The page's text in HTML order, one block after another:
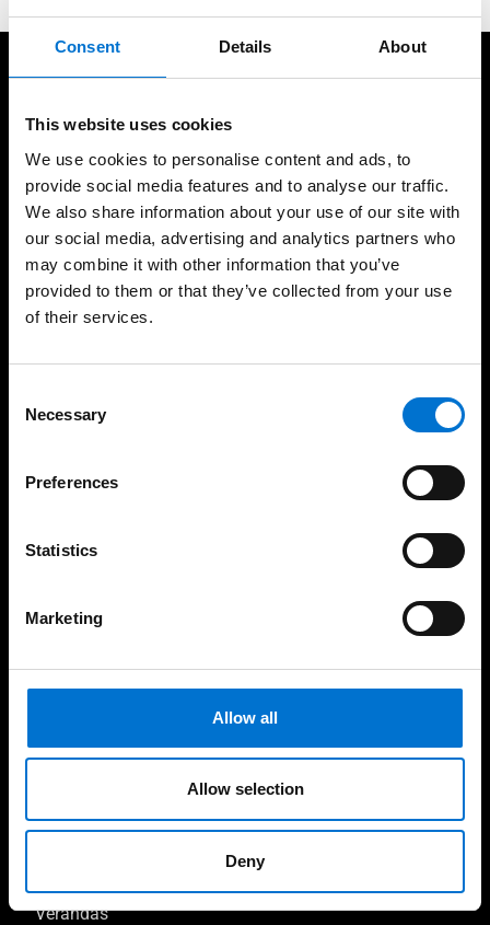
Consent Details About
This website uses cookies
We use cookies to personalise content and ads, to
provide social media features and to analyse our traffic.
We also share information about your use of our site with
our social media, advertising and analytics partners who
may combine it with other information that you’ve
provided to them or that they’ve collected from your use
of their services.
Selection
Necessary
Preferences
Statistics
Marketing
Allow all
Allow selection
Deny
Concepteur de solutions
aluminium depuis plus de
65 ans
Menuiseries bas carbone
sans surcoût
Spécialisé dans le
Baies coulissantes
Garde-corps
Vérandas